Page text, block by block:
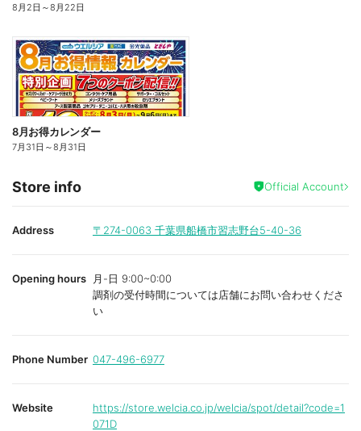
8月2日 ～8月22日
8月お得カレンダー
7月31日 ～8月31日
Store info Official Account
Address 〒274-0063 千葉県船橋市習志野台5-40-36
Opening hours
月-日 9:00~0:00
調剤の受付時間については店舗にお問い合わせくださ
い
Phone Number 047-496-6977
Website
https://store.welcia.co.jp/welcia/spot/detail?code=1
071D